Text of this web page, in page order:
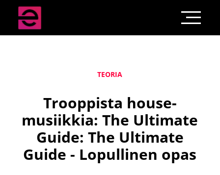
TEORIA
Trooppista house-
musiikkia: The Ultimate
Guide: The Ultimate
Guide - Lopullinen opas